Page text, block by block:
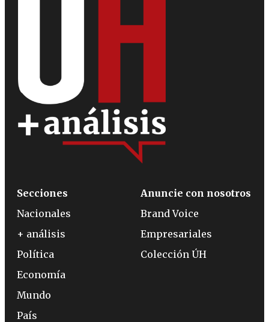
Secciones
Nacionales
+ análisis
Política
Economía
Mundo
País
Anuncie con nosotros
Brand Voice
Empresariales
Colección ÚH